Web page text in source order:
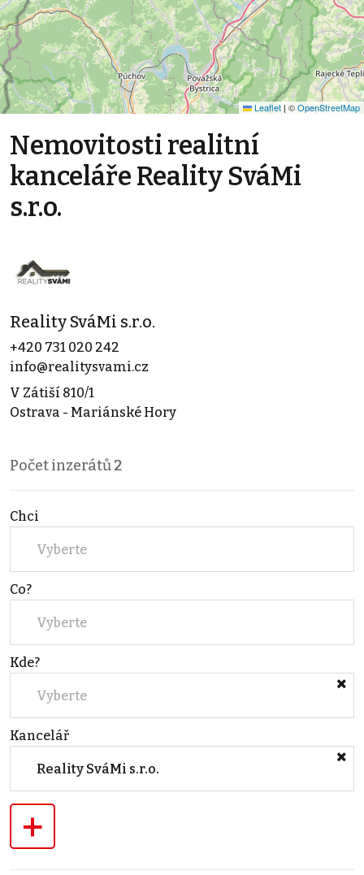
Leaflet | ©OpenStreetMap
Nemovitosti realitní
kanceláře Reality SváMi
s.r.o.
Reality SváMi s.r.o.
+420 731 020 242
info@realitysvami.cz
V Zátiší 810/1
Ostrava - Mariánské Hory
Počet inzerátů2
Chci
Vyberte
Co?
Vyberte
Kde?
Vyberte
Kancelář
Reality SváMi s.r.o.
+